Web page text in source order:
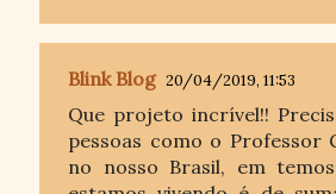
Blink Blog 20/04/2019, 11:53
Que projeto incrível!!
pessoas como o Professor
no nosso Brasil, em